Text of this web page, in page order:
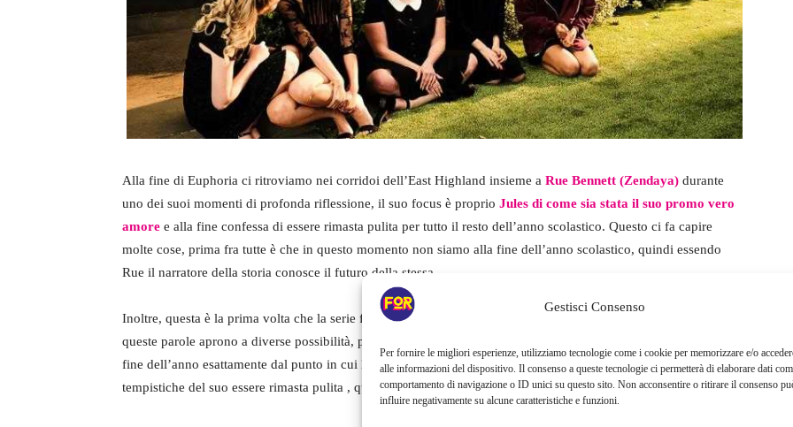
Gestisci Consenso
Per fornire le migliori esperienze, utilizziamo tecnologie come i cookie per memorizzare e/o
alle informazioni del dispositivo. Il consenso a queste tecnologie ci permetterà di elaborare dati
comportamento di navigazione o ID unici su questo sito. Non acconsentire o ritirare il consenso
influire negativamente su alcune caratteristiche e funzioni.
Alla fine di Euphoria ci ritroviamo nei corridoi dell’East Highland insieme a Rue Bennett (Zendaya) durante
uno dei suoi momenti di profonda riflessione, il suo focus è proprio Jules di come sia stata il suo promo vero
amore e alla fine confessa di essere rimasta pulita per tutto il resto dell’anno scolastico. Questo ci fa capire
molte cose, prima fra tutte è che in questo momento non siamo alla fine dell’anno scolastico, quindi essendo
Rue il narratore della storia conosce il futuro della stessa.
Inoltre, questa è la prima volta che la serie fa menzione di un evento che accadrà nel futuro e ovviamente
queste parole aprono a diverse possibilità, prima fra tutte è che la terza stagione potrebbe riprendere dopo la
fine dell’anno esattamente dal punto in cui la giovane ha interrotto la narrazione specificando esattamente le
tempistiche del suo essere rimasta pulita , quindi parliamo dell’autunno 2019.